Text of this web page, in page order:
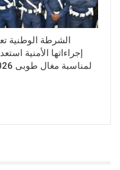
الشرطة الوطنية
إجراءاتها الأمنية
لمناسبة مغال طوبى 2026